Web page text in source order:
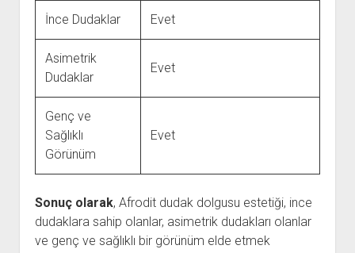
İnce Dudaklar Evet
Asimetrik
Dudaklar
Evet
Genç ve
Sağlıklı
Görünüm
Evet
Sonuç olarak, Afrodit dudak dolgusu estetiği, ince
dudaklara sahip olanlar, asimetrik dudakları olanlar
ve genç ve sağlıklı bir görünüm elde etmek